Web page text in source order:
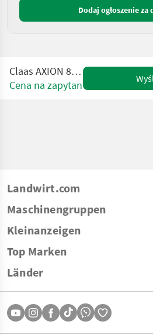
Dodaj ogłoszenie za
Claas AXION 850 CMATIC
Cena na zapytanie
Landwirt.com
Maschinengruppen
Kleinanzeigen
Top Marken
Länder